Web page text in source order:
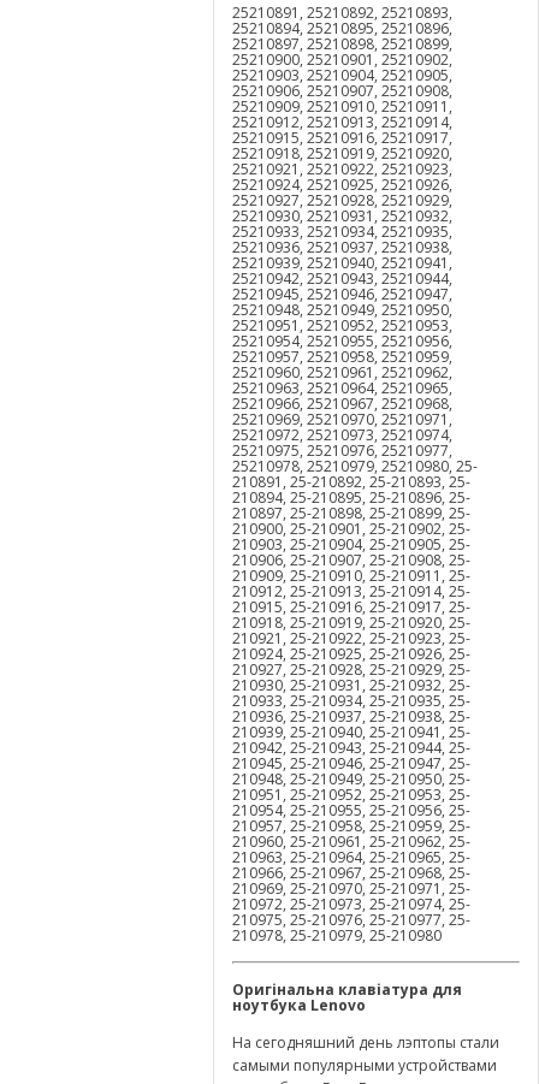
25210891, 25210892, 25210893,
25210894, 25210895, 25210896,
25210897, 25210898, 25210899,
25210900, 25210901, 25210902,
25210903, 25210904, 25210905,
25210906, 25210907, 25210908,
25210909, 25210910, 25210911,
25210912, 25210913, 25210914,
25210915, 25210916, 25210917,
25210918, 25210919, 25210920,
25210921, 25210922, 25210923,
25210924, 25210925, 25210926,
25210927, 25210928, 25210929,
25210930, 25210931, 25210932,
25210933, 25210934, 25210935,
25210936, 25210937, 25210938,
25210939, 25210940, 25210941,
25210942, 25210943, 25210944,
25210945, 25210946, 25210947,
25210948, 25210949, 25210950,
25210951, 25210952, 25210953,
25210954, 25210955, 25210956,
25210957, 25210958, 25210959,
25210960, 25210961, 25210962,
25210963, 25210964, 25210965,
25210966, 25210967, 25210968,
25210969, 25210970, 25210971,
25210972, 25210973, 25210974,
25210975, 25210976, 25210977,
25210978, 25210979, 25210980, 25-
210891, 25-210892, 25-210893, 25-
210894, 25-210895, 25-210896, 25-
210897, 25-210898, 25-210899, 25-
210900, 25-210901, 25-210902, 25-
210903, 25-210904, 25-210905, 25-
210906, 25-210907, 25-210908, 25-
210909, 25-210910, 25-210911, 25-
210912, 25-210913, 25-210914, 25-
210915, 25-210916, 25-210917, 25-
210918, 25-210919, 25-210920, 25-
210921, 25-210922, 25-210923, 25-
210924, 25-210925, 25-210926, 25-
210927, 25-210928, 25-210929, 25-
210930, 25-210931, 25-210932, 25-
210933, 25-210934, 25-210935, 25-
210936, 25-210937, 25-210938, 25-
210939, 25-210940, 25-210941, 25-
210942, 25-210943, 25-210944, 25-
210945, 25-210946, 25-210947, 25-
210948, 25-210949, 25-210950, 25-
210951, 25-210952, 25-210953, 25-
210954, 25-210955, 25-210956, 25-
210957, 25-210958, 25-210959, 25-
210960, 25-210961, 25-210962, 25-
210963, 25-210964, 25-210965, 25-
210966, 25-210967, 25-210968, 25-
210969, 25-210970, 25-210971, 25-
210972, 25-210973, 25-210974, 25-
210975, 25-210976, 25-210977, 25-
210978, 25-210979, 25-210980
Оригінальна клавіатура для
ноутбука Lenovo
На сегодняшний день лэптопы стали
самыми популярными устройствами